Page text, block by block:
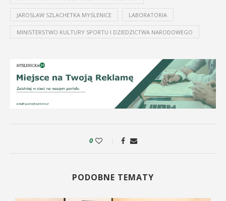
JAROSLAW SZLACHETKA MYSLENICE LABORATORIA
MINISTERSTWO KULTURY SPORTU I DZIEDZICTWA NARODOWEGO
0
PODOBNE TEMATY